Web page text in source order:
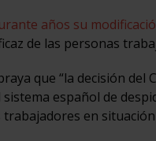
años su
de las personas
que “la decisión del
español de
en